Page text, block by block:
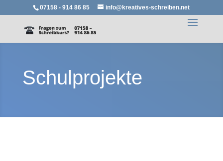
07158 - 914 86 85 info@kreatives-schreiben.net
Schulprojekte